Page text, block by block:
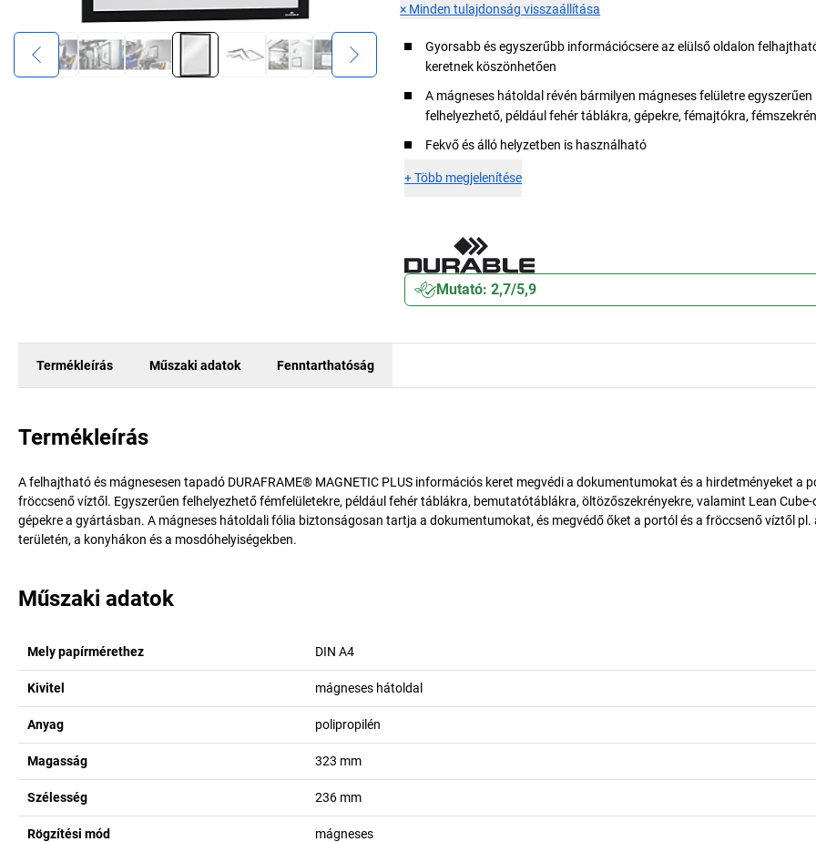
× Minden tulajdonság visszaállítása
Gyorsabb és egyszerűbb információcsere az elülső oldalon
keretnek köszönhetően
A mágneses hátoldal révén bármilyen mágneses felületre egyszerűen
felhelyezhető, például fehér táblákra, gépekre, fémajtókra,
Fekvő és álló helyzetben is használható
+Több megjelenítése
Mutató: 2,7/5,9
Termékleírás Műszaki adatok Fenntarthatóság
Termékleírás
A felhajtható és mágnesesen tapadó DURAFRAME® MAGNETIC PLUS információs keret megvédi a dokumentumokat és a hirdetményeket a
fröccsenő víztől. Egyszerűen felhelyezhető fémfelületekre, például fehér táblákra, bemutatótáblákra, öltözőszekrényekre, valamint Lean Cube-
gépekre a gyártásban. A mágneses hátoldali fólia biztonságosan tartja a dokumentumokat, és megvédő őket a portól és a fröccsenő víztől pl.
területén, a konyhákon és a mosdóhelyiségekben.
Műszaki adatok
Mely papírmérethez DIN A4
Kivitel mágneses hátoldal
Anyag polipropilén
Magasság 323 mm
Szélesség 236 mm
Rögzítési mód mágneses